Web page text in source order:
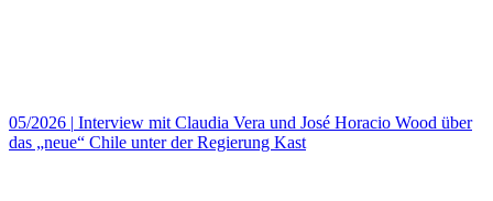
05/2026 | Interview mit Claudia Vera und José Horacio Wood über
das „neue“ Chile unter der Regierung Kast